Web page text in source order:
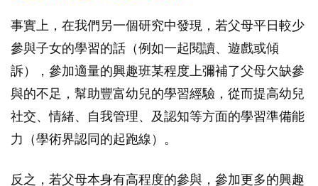
事實上，在我們另一個研究中發現，若父母平日較少
參與子女的學習的話（例如一起閱讀、遊戲或傾
訴），參加適量的興趣班某程度上彌補了父母欠缺參
與的不足，幫助豐富幼兒的學習經驗，從而提高幼兒
社交、情緒、自我管理、及認知等方面的學習準備能
力（學術界認同的起跑線）。
反之，若父母本身有高程度的參與，參加更多的興趣